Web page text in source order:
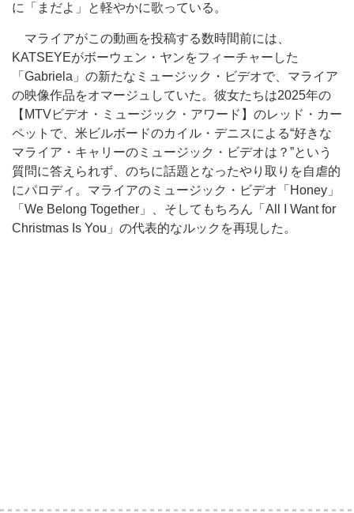
に「まだよ」と軽やかに歌っている。
マライアがこの動画を投稿する数時間前には、
KATSEYEがボーウェン・ヤンをフィーチャーした
「Gabriela」の新たなミュージック・ビデオで、マライア
の映像作品をオマージュしていた。彼女たちは2025年の
【MTVビデオ・ミュージック・アワード】のレッド・カー
ペットで、米ビルボードのカイル・デニスによる“好きな
マライア・キャリーのミュージック・ビデオは？”という
質問に答えられず、のちに話題となったやり取りを自虐的
にパロディ。マライアのミュージック・ビデオ「Honey」
「We Belong Together」、そしてもちろん「All I Want for
Christmas Is You」の代表的なルックを再現した。